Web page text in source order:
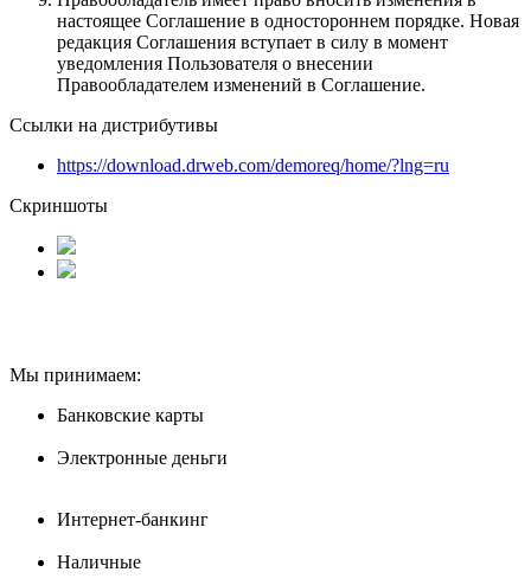
настоящее Соглашение в одностороннем порядке. Новая
редакция Соглашения вступает в силу в момент
уведомления Пользователя о внесении
Правообладателем изменений в Соглашение.
Ссылки на дистрибутивы
https://download.drweb.com/demoreq/home/?lng=ru
Скриншоты
Мы принимаем:
Банковские карты
Электронные деньги
Интернет-банкинг
Наличные